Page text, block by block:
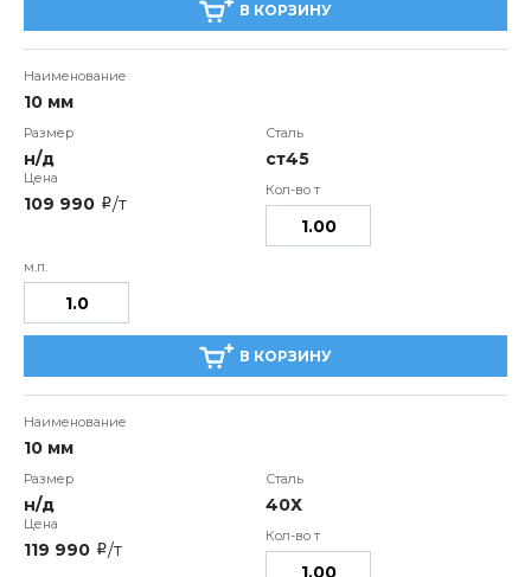
В КОРЗИНУ
10 мм
н/д ст45
109 990 i/т
В КОРЗИНУ
10 мм
н/д 40Х
119 990 i/т